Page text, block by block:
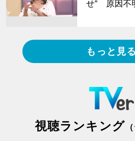
せ” 原因不
もっと見る
視聴ランキング